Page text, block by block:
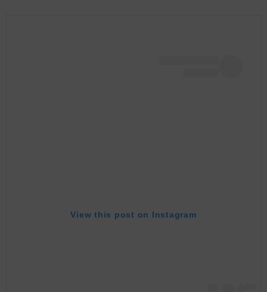
View this post on Instagram